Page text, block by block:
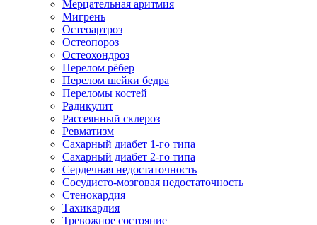
Мерцательная аритмия
Мигрень
Остеоартроз
Остеопороз
Остеохондроз
Перелом рёбер
Перелом шейки бедра
Переломы костей
Радикулит
Рассеянный склероз
Ревматизм
Сахарный диабет 1-го типа
Сахарный диабет 2-го типа
Сердечная недостаточность
Сосудисто-мозговая недостаточность
Стенокардия
Тахикардия
Тревожное состояние